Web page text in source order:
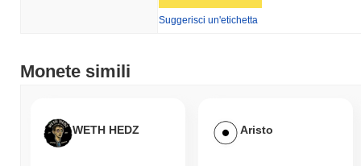
Suggerisci un'etichetta
Monete simili
WETH HEDZ Aristo